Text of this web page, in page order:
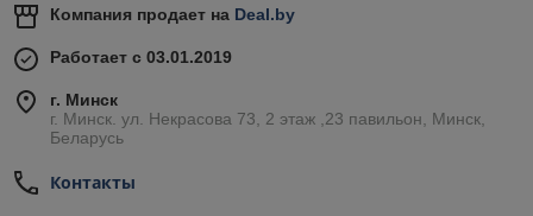
Компания продает на Deal.by
Работает с 03.01.2019
г. Минск
г. Минск. ул. Некрасова 73, 2 этаж ,23 павильон, Минск,
Беларусь
Контакты